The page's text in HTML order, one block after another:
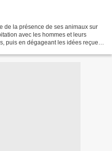
de la présence de ses animaux sur
avec les hommes et leurs
puis en dégageant les idées reçues